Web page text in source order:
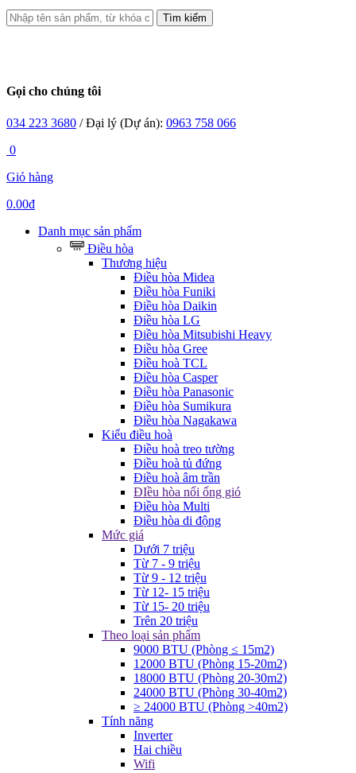
Tìm kiếm
Gọi cho chúng tôi
034 223 3680 / Đại lý (Dự án): 0963 758 066
0
Giỏ hàng
0.00đ
Danh mục sản phẩm
Điều hòa
Thương hiệu
Điều hòa Midea
Điều hòa Funiki
Điều hòa Daikin
Điều hòa LG
Điều hòa Mitsubishi Heavy
Điều hòa Gree
Điều hoà TCL
Điều hòa Casper
Điều hòa Panasonic
Điều hòa Sumikura
Điều hòa Nagakawa
Kiểu điều hoà
Điều hoà treo tường
Điều hoà tủ đứng
Điều hoà âm trần
ĐIều hòa nối ống gió
Điều hòa Multi
Điều hòa di động
Mức giá
Dưới 7 triệu
Từ 7 - 9 triệu
Từ 9 - 12 triệu
Từ 12- 15 triệu
Từ 15- 20 triệu
Trên 20 triệu
Theo loại sản phẩm
9000 BTU (Phòng ≤ 15m2)
12000 BTU (Phòng 15-20m2)
18000 BTU (Phòng 20-30m2)
24000 BTU (Phòng 30-40m2)
≥ 24000 BTU (Phòng >40m2)
Tính năng
Inverter
Hai chiều
Wifi